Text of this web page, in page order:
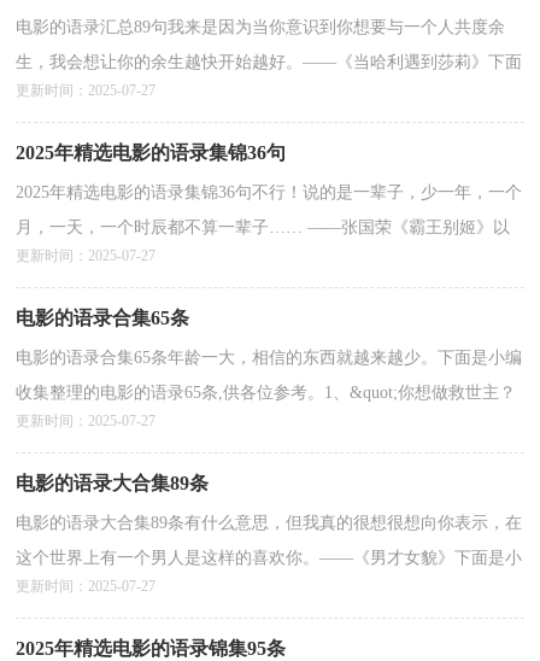
电影的语录汇总89句我来是因为当你意识到你想要与一个人共度余
生，我会想让你的余生越快开始越好。——《当哈利遇到莎莉》下面
是小编精心整理的电影的语录89句,欢迎阅读，希望...
更新时间：2025-07-27
2025年精选电影的语录集锦36句
2025年精选电影的语录集锦36句不行！说的是一辈子，少一年，一个
月，一天，一个时辰都不算一辈子…… ——张国荣《霸王别姬》以
下是小编为大家提供的电影的语录36句,欢迎阅读借鉴。1...
更新时间：2025-07-27
电影的语录合集65条
电影的语录合集65条年龄一大，相信的东西就越来越少。下面是小编
收集整理的电影的语录65条,供各位参考。1、&quot;你想做救世主？
&quot;&quot;我不想做什么救世主，我想赚钱&quot;。2、有可能，他
更新时间：2025-07-27
电影的语录大合集89条
电影的语录大合集89条有什么意思，但我真的很想很想向你表示，在
这个世界上有一个男人是这样的喜欢你。——《男才女貌》下面是小
编给各位读者分享的电影的语录89条,希望能够帮...
更新时间：2025-07-27
2025年精选电影的语录锦集95条